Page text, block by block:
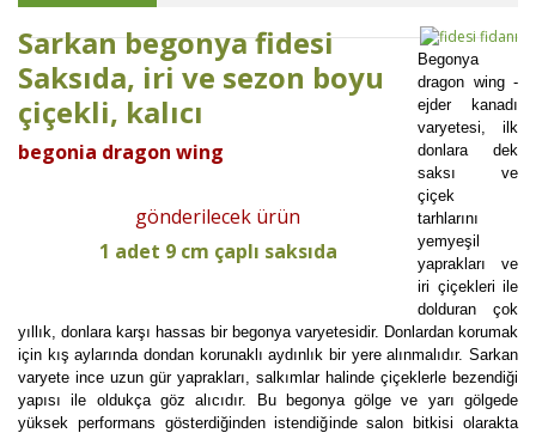
Sarkan begonya fidesi
Saksıda, iri ve sezon boyu
çiçekli, kalıcı
begonia dragon wing
gönderilecek ürün
1 adet 9 cm çaplı saksıda
Begonya
dragon wing -
ejder kanadı
varyetesi, ilk
donlara dek
saksı ve
çiçek
tarhlarını
yemyeşil
yaprakları ve
iri çiçekleri ile
dolduran çok
yıllık, donlara karşı hassas bir begonya varyetesidir. Donlardan korumak
için kış aylarında dondan korunaklı aydınlık bir yere alınmalıdır. Sarkan
varyete ince uzun gür yaprakları, salkımlar halinde çiçeklerle bezendiği
yapısı ile oldukça göz alıcıdır. Bu begonya gölge ve yarı gölgede
yüksek performans gösterdiğinden istendiğinde salon bitkisi olarakta